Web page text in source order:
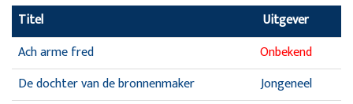
Titel
Uitgever
Ach arme fred
Onbekend
De dochter van de bronnenmaker
Jongeneel